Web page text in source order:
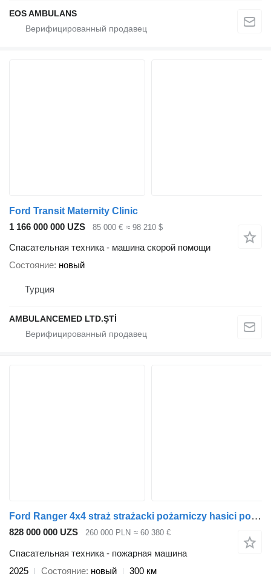
EOS AMBULANS
Ford Transit Maternity Clinic
1 166 000 000 UZS
85 000 € ≈ 98 210 $
Спасательная техника - машина скорой помощи
Состояние новый
Турция
AMBULANCEMED LTD.ŞTİ
Ford Ranger 4x4 straż strażacki pożarniczy hasici pompier feuerwehr v
828 000 000 UZS 260 000 PLN ≈ 60 380 €
Спасательная техника - пожарная машина
2025
Состояние новый 300 км